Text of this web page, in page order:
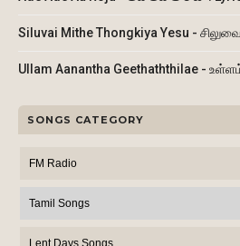
Siluvai Mithe Thongkiya Yesu -
Ullam Aanantha Geethaththilae -
SONGS CATEGORY
FM Radio
Tamil Songs
Lent Days Songs